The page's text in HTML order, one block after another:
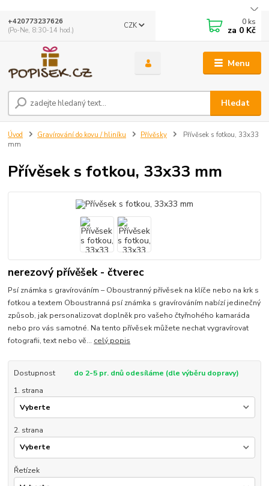
Menu
CZK
Hledat
+420773237626
(Po-Ne, 8:30-14 hod.)
0 ks
za 0 Kč
Úvod Gravírování do kovu / hliníku Přívěsky
Přívěsek s fotkou, 33x33
mm
Přívěsek s fotkou, 33x33 mm
nerezový přívěšek - čtverec
Psí známka s gravírováním – Oboustranný přívěsek na klíče nebo na krk s
fotkou a textem Oboustranná psí známka s gravírováním nabízí jedinečný
způsob, jak personalizovat doplněk pro vašeho čtyřnohého kamaráda
nebo pro vás samotné. Na tento přívěsek můžete nechat vygravírovat
fotografii, text nebo vě... celý popis
Dostupnost
do 2-5 pr. dnů odesíláme (dle výběru dopravy)
1. strana
2. strana
Řetízek